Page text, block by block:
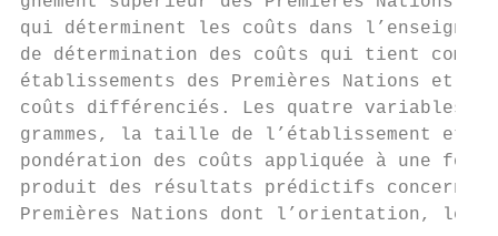
qui déterminent les coûts dans
de détermination des coûts qui tient
établissements des Premières Nations et
coûts différenciés. Les quatre variables
grammes, la taille de l’établissement et
pondération des coûts appliquée à une
produit des résultats prédictifs
Premières Nations dont l’orientation, le